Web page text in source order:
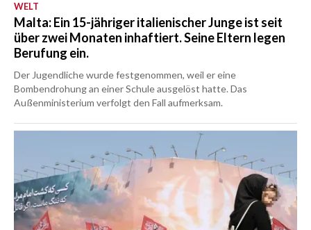
WELT
Malta: Ein 15-jähriger italienischer Junge ist seit
über zwei Monaten inhaftiert. Seine Eltern legen
Berufung ein.
Der Jugendliche wurde festgenommen, weil er eine
Bombendrohung an einer Schule ausgelöst hatte. Das
Außenministerium verfolgt den Fall aufmerksam.